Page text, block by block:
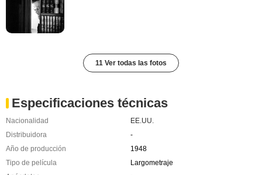
11 Ver todas las fotos
Especificaciones técnicas
Nacionalidad
EE.UU.
Distribuidora
-
Año de producción
1948
Tipo de película
Largometraje